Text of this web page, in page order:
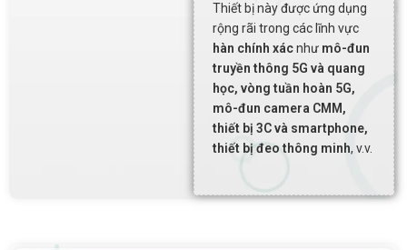
Kết hợp lực ép và nhiệt laser để tạo mối hàn có độ bền cao,
phù hợp cho linh kiện có bề mặt khó hàn hoặc yêu cầu độ tin
Giải pháp cho các vật liệu kim loại mỏng, vật liệu nhạy nhiệt
hoặc các cấu trúc đòi hỏi độ chính xác cao mà phương pháp
hàn truyền thống khó đáp ứng.
Thiết bị này được ứng dụng
rộng rãi trong các lĩnh vực
hàn chính xácnhư mô-đun
truyền thông 5G và quang
học, vòng tuần hoàn 5G,
mô-đun camera CMM,
thiết bị 3C và smartphone,
thiết bị đeo thông minh, v.v.